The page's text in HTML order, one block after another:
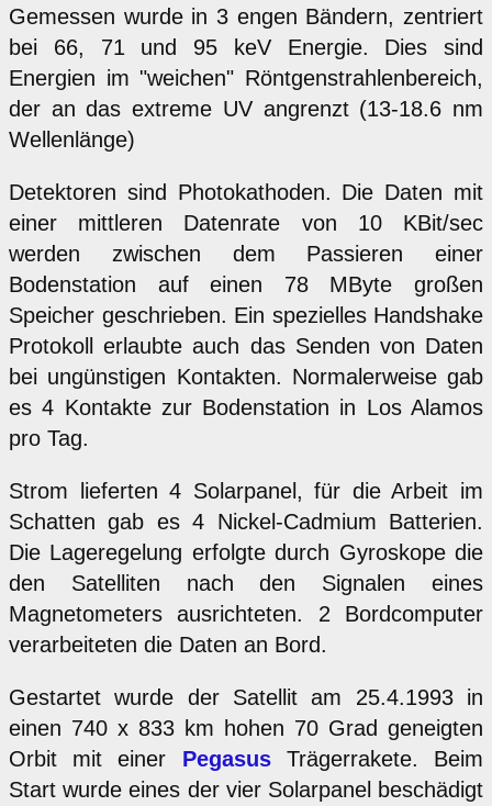
Gemessen wurde in 3 engen Bändern, zentriert
bei 66, 71 und 95 keV Energie. Dies sind
Energien im "weichen" Röntgenstrahlenbereich,
der an das extreme UV angrenzt (13-18.6 nm
Wellenlänge)
Detektoren sind Photokathoden. Die Daten mit
einer mittleren Datenrate von 10 KBit/sec
werden zwischen dem Passieren einer
Bodenstation auf einen 78 MByte großen
Speicher geschrieben. Ein spezielles Handshake
Protokoll erlaubte auch das Senden von Daten
bei ungünstigen Kontakten. Normalerweise gab
es 4 Kontakte zur Bodenstation in Los Alamos
pro Tag.
Strom lieferten 4 Solarpanel, für die Arbeit im
Schatten gab es 4 Nickel-Cadmium Batterien.
Die Lageregelung erfolgte durch Gyroskope die
den Satelliten nach den Signalen eines
Magnetometers ausrichteten. 2 Bordcomputer
verarbeiteten die Daten an Bord.
Gestartet wurde der Satellit am 25.4.1993 in
einen 740 x 833 km hohen 70 Grad geneigten
Orbit mit einer PegasusTrägerrakete. Beim
Start wurde eines der vier Solarpanel beschädigt